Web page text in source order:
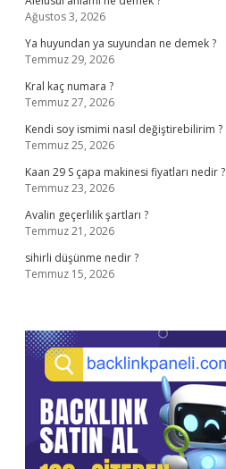
Ağustos 3, 2026
Ya huyundan ya suyundan ne demek ?
Temmuz 29, 2026
Kral kaç numara ?
Temmuz 27, 2026
Kendi soy ismimi nasıl değiştirebilirim ?
Temmuz 25, 2026
Kaan 29 S çapa makinesi fiyatları nedir ?
Temmuz 23, 2026
Avalin geçerlilik şartları ?
Temmuz 21, 2026
sihirli düşünme nedir ?
Temmuz 15, 2026